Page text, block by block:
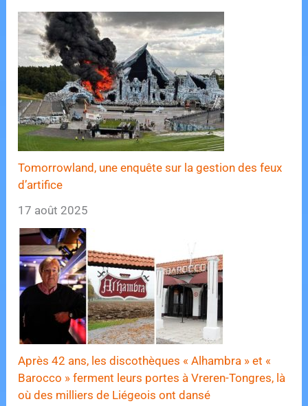
Tomorrowland, une enquête sur la gestion des feux
d’artifice
17 août 2025
Après 42 ans, les discothèques « Alhambra » et «
Barocco » ferment leurs portes à Vreren-Tongres, là
où des milliers de Liégeois ont dansé